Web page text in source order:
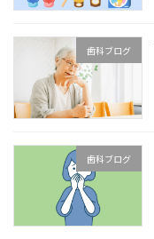
歯科ブログ
歯科ブログ